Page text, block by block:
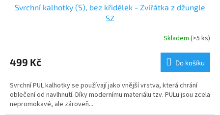
Svrchní kalhotky (S), bez křidélek - Zvířátka z džungle
SZ
Skladem (>5 ks)
499 Kč Do košíku
Svrchní PUL kalhotky se používají jako vnější vrstva, která chrání
oblečení od navlhnutí. Díky modernímu materiálu tzv. PULu jsou zcela
nepromokavé, ale zároveň...